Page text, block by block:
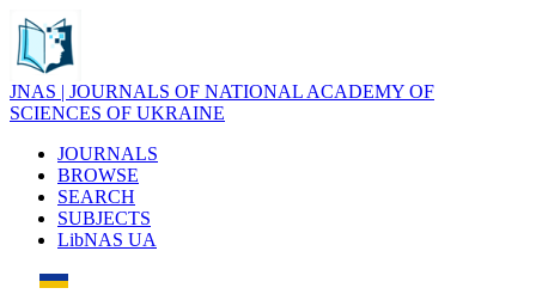
JNAS | JOURNALS OF NATIONAL ACADEMY OF
SCIENCES OF UKRAINE
JOURNALS
BROWSE
SEARCH
SUBJECTS
LibNAS UA